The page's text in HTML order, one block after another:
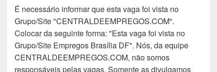
É necessário informar que esta vaga foi vista no
Grupo/Site "CENTRALDEEMPREGOS.COM".
Colocar da seguinte forma: "Esta vaga foi vista no
Grupo/Site Empregos Brasília DF". Nós, da equipe
CENTRALDEEMPREGOS.COM, não somos
responsáveis pelas vagas. Somente as divulgamos